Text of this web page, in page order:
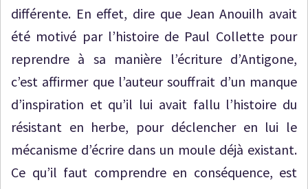
différente. En effet, dire que Jean Anouilh avait
été motivé par l’histoire de Paul Collette pour
reprendre à sa manière l’écriture d’Antigone,
c’est affirmer que l’auteur souffrait d’un manque
d’inspiration et qu’il lui avait fallu l’histoire du
résistant en herbe, pour déclencher en lui le
mécanisme d’écrire dans un moule déjà existant.
Ce qu’il faut comprendre en conséquence, est